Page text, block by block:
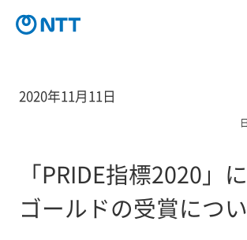
2020年11月11日
「PRIDE指標2020」
ゴールドの受賞につ